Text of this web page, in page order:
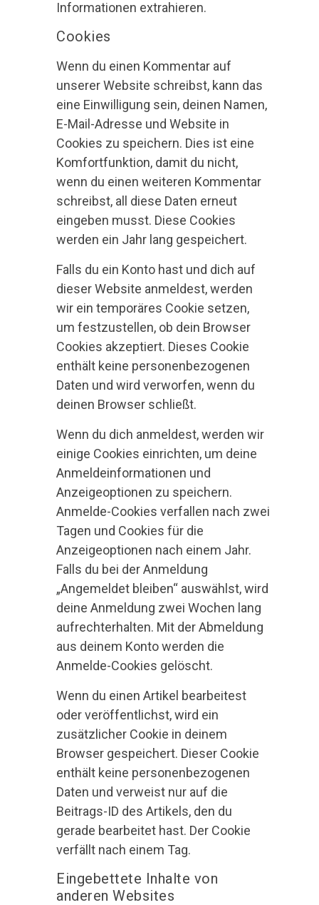
Informationen extrahieren.
Cookies
Wenn du einen Kommentar auf
unserer Website schreibst, kann das
eine Einwilligung sein, deinen Namen,
E-Mail-Adresse und Website in
Cookies zu speichern. Dies ist eine
Komfortfunktion, damit du nicht,
wenn du einen weiteren Kommentar
schreibst, all diese Daten erneut
eingeben musst. Diese Cookies
werden ein Jahr lang gespeichert.
Falls du ein Konto hast und dich auf
dieser Website anmeldest, werden
wir ein temporäres Cookie setzen,
um festzustellen, ob dein Browser
Cookies akzeptiert. Dieses Cookie
enthält keine personenbezogenen
Daten und wird verworfen, wenn du
deinen Browser schließt.
Wenn du dich anmeldest, werden wir
einige Cookies einrichten, um deine
Anmeldeinformationen und
Anzeigeoptionen zu speichern.
Anmelde-Cookies verfallen nach zwei
Tagen und Cookies für die
Anzeigeoptionen nach einem Jahr.
Falls du bei der Anmeldung
„Angemeldet bleiben“ auswählst, wird
deine Anmeldung zwei Wochen lang
aufrechterhalten. Mit der Abmeldung
aus deinem Konto werden die
Anmelde-Cookies gelöscht.
Wenn du einen Artikel bearbeitest
oder veröffentlichst, wird ein
zusätzlicher Cookie in deinem
Browser gespeichert. Dieser Cookie
enthält keine personenbezogenen
Daten und verweist nur auf die
Beitrags-ID des Artikels, den du
gerade bearbeitet hast. Der Cookie
verfällt nach einem Tag.
Eingebettete Inhalte von
anderen Websites